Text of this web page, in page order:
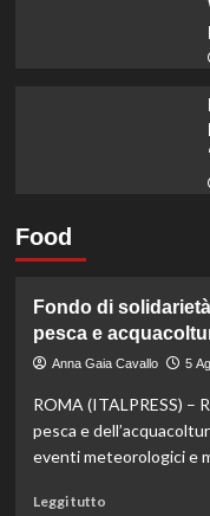
Food
Fondo di
pesca e
Anna Gaia Cavallo 5
ROMA (ITALPRESS) –
pesca e
eventi meteorologici e
Leggi tuttoLeggi